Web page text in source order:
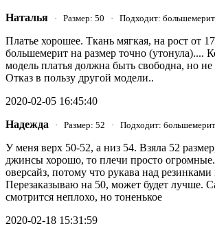
Наталья · Размер: 50 · Подходит: большемерит
Платье хорошее. Ткань мягкая, на рост от
большемерит на размер точно (утонула)....
модель платья должна быть свободна, но не
Отказ в пользу другой модели..
2020-02-05 16:45:40
Надежда · Размер: 52 · Подходит: большемерит
У меня верх 50-52, а низ 54. Взяла 52
джинсы хорошо, то плечи просто
оверсайз, потому что рукава над
Перезаказываю на 50, может будет лучше.
смотрится неплохо, но тоненькое
2020-02-18 15:31:59